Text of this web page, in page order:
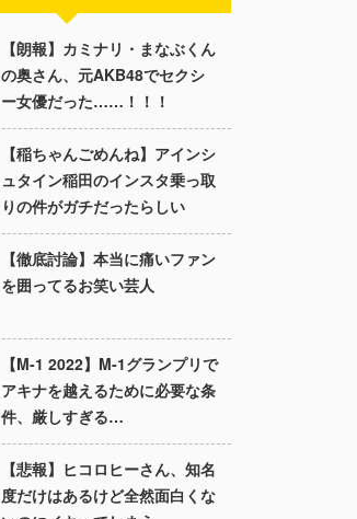
【朗報】カミナリ・まなぶくん
の奥さん、元AKB48でセクシ
ー女優だった……！！！
【稲ちゃんごめんね】アインシ
ュタイン稲田のインスタ乗っ取
りの件がガチだったらしい
【徹底討論】本当に痛いファン
を囲ってるお笑い芸人
【M-1 2022】M-1グランプリで
アキナを越えるために必要な条
件、厳しすぎる…
【悲報】ヒコロヒーさん、知名
度だけはあるけど全然面白くな